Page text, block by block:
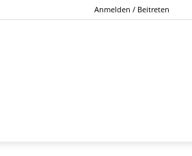
Anmelden / Beitreten